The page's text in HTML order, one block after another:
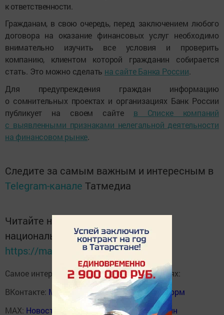
к ответственности.
Гражданам, в свою очередь, перед заключением любого
договора на оказание финансовых услуг необходимо
внимательно изучить все условия и проверить
компанию, клиентом которой гражданин собирается
стать. Это можно сделать на сайте Банка России.
Для предупреждения граждан информацию
о сомнительных проектах и организациях Банк России
публикует на своем сайте в Списке компаний
с выявленными признаками нелегальной деятельности
на финансовом рынке.
Следите за самым важным и интересным в
Telegram-канале Татмедиа
Читайте новости Татарстана в
национальном мессенджере MАХ:
https://max.ru/tatmedia
Самое интересное в наших социальных сетях:
ВКонтакте: Мензелинск news - Мензеля-информ
MAX: Новости Мензелинска - Мензеля онлайн